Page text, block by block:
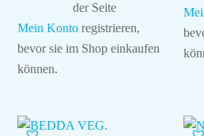
der Seite
Mein Konto registrieren,
bevor sie im Shop einkaufen
können.